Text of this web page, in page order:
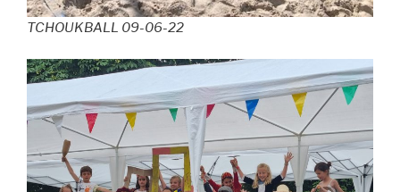
TCHOUKBALL 09-06-22